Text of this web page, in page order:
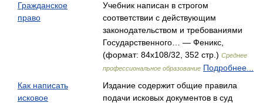
Гражданское
право
Учебник написан в строгом
соответствии с действующим
законодательством и требованиями
Государственного… — Феникс,
(формат: 84x108/32, 352 стр.) Среднее
профессиональное образование Подробнее...
Как написать
исковое
Издание содержит общие правила
подачи исковых документов в суд